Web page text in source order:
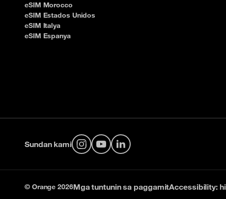
eSIM Morocco
eSIM Estados Unidos
eSIM Italya
eSIM Espanya
Sundan kami
Instagram
YouTubeLinkedIn
© Orange 2026Mga tuntunin sa paggamitAccessibility: